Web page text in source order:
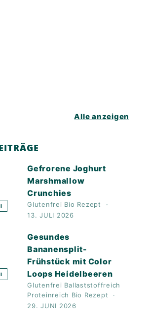
Alle anzeigen
Gefrorene Joghurt
Marshmallow
Crunchies
Glutenfrei Bio Rezept
13. JULI 2026
Gesundes
Bananensplit-
Frühstück mit Color
Loops Heidelbeeren
Glutenfrei Ballaststoffreich
Proteinreich Bio Rezept
29. JUNI 2026